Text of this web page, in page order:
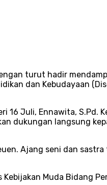
turut hadir
dan Kebudayaan
16 Juli, Ennawita, S.Pd.
dukungan langsung
Ajang seni dan
Muda Bidang